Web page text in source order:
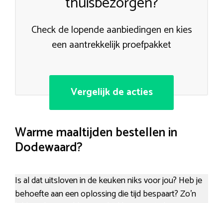
Check de lopende aanbiedingen en kies
een aantrekkelijk proefpakket
Vergelijk de acties
Warme maaltijden bestellen in
Dodewaard?
Is al dat uitsloven in de keuken niks voor jou? Heb je
behoefte aan een oplossing die tijd bespaart? Zo’n